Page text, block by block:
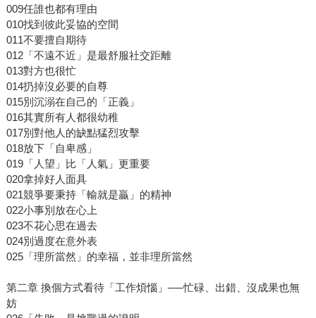
009任誰也都有理由
010找到彼此妥協的空間
011不要擅自期待
012「不遠不近」是最舒服社交距離
013對方也很忙
014扔掉沒必要的自尊
015別沉溺在自己的「正義」
016其實所有人都很幼稚
017別對他人的缺點猛烈攻擊
018放下「自卑感」
019「人望」比「人氣」更重要
020拿掉好人面具
021競爭要秉持「輸就是贏」的精神
022小事別放在心上
023不花心思在過去
024別過度在意外表
025「理所當然」的幸福，並非理所當然
第二章 換個方式看待「工作煩惱」──忙碌、出錯、沒成果也無
妨